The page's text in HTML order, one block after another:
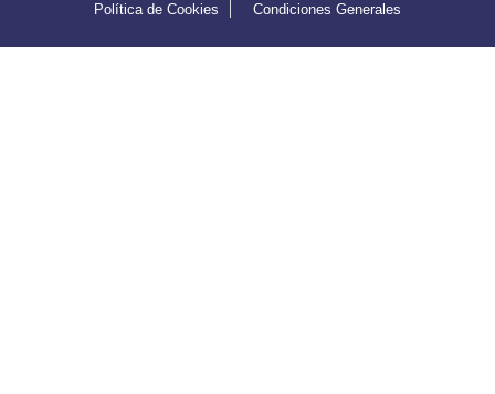
Política de Cookies
Condiciones Generales